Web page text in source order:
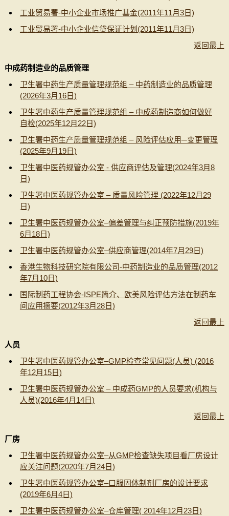
工业贸易署-中小企业市场推广基金(2011年11月3日)
工业贸易署-中小企业信贷保证计划(2011年11月3日)
返回最上
中成药制造业的品质管理
卫生署中药生产质量管理规范组 – 中药制造业的品质管理
(2026年3月16日)
卫生署中药生产质量管理规范组 – 中成药制造商如何做好
自检(2025年12月22日)
卫生署中药生产质量管理规范组 – 风险评估应用─变更管理
(2025年9月19日)
卫生署中医药规管办公室 - 供应商评估及管理(2024年3月8
日)
卫生署中医药规管办公室 – 质量风险管理 (2022年12月29
日)
卫生署中医药规管办公室–偏差管理与纠正预防措施(2019年
6月18日)
卫生署中医药规管办公室–供应商管理(2014年7月29日)
香港生物科技研究院有限公司-中药制造业的品质管理(2012
年7月10日)
国际制药工程协会-ISPE简介、欧美风险评估方法在制药车
间应用摘要(2012年3月28日)
返回最上
人员
卫生署中医药规管办公室–GMP检查常见问题(人员) (2016
年12月15日)
卫生署中医药规管办公室 – 中成药GMP的人员要求(机构与
人员)(2016年4月14日)
返回最上
厂房
卫生署中医药规管办公室–从GMP检查缺失项目看厂房设计
应关注问题(2020年7月24日)
卫生署中医药规管办公室–口服固体制剂厂房的设计要求
(2019年6月4日)
卫生署中医药规管办公室–仓库管理( 2014年12月23日)